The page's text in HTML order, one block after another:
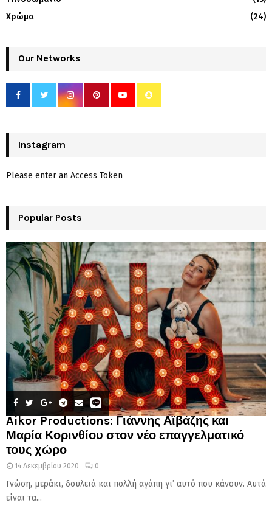
Χρώμα
(24)
Our Networks
Instagram
Please enter an Access Token
Popular Posts
Aikor Productions: Γιάννης Αϊβάζης και
Μαρία Κορινθίου στον νέο επαγγελματικό
τους χώρο
14 Δεκεμβρίου 2020 0
Γνώση, μεράκι, δουλειά και πολλή αγάπη γι’ αυτό που κάνουν. Αυτά
είναι τα...